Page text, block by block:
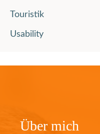
Touristik
Usability
Über mich